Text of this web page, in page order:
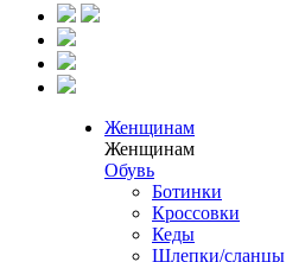
Женщинам
Женщинам
Обувь
Ботинки
Кроссовки
Кеды
Шлепки/сланцы